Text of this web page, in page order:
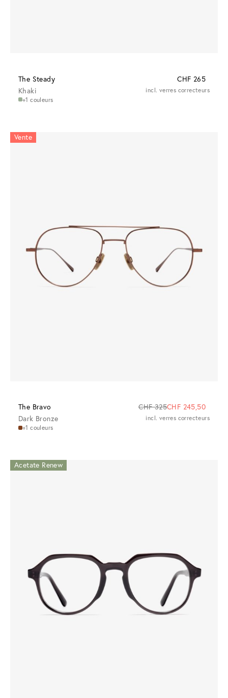
The Steady
CHF 265
Khaki
+1 couleurs
incl. verres correcteurs
Vente
The Bravo CHF 325CHF 245,50
Dark Bronze
+1 couleurs
incl. verres correcteurs
Acetate Renew